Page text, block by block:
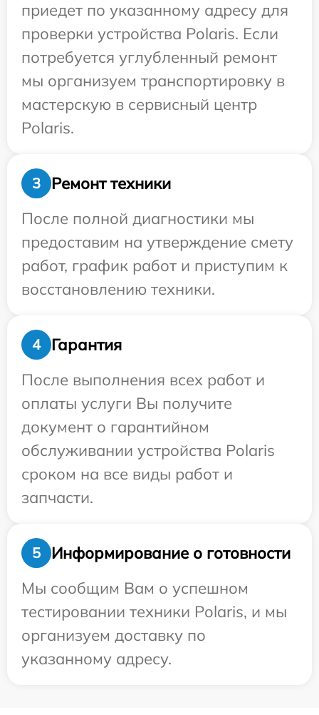
приедет по указанному адресу для
проверки устройства Polaris. Если
потребуется углубленный ремонт
мы организуем транспортировку в
мастерскую в сервисный центр
Polaris.
3
Ремонт техники
После полной диагностики мы
предоставим на утверждение смету
работ, график работ и приступим к
восстановлению техники.
4
Гарантия
После выполнения всех работ и
оплаты услуги Вы получите
документ о гарантийном
обслуживании устройства Polaris
сроком на все виды работ и
запчасти.
5
Информирование о готовности
Мы сообщим Вам о успешном
тестировании техники Polaris, и мы
организуем доставку по
указанному адресу.